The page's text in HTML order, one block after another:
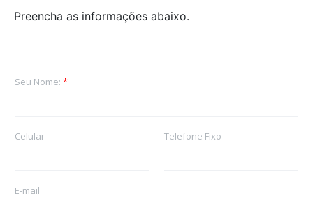
Preencha as informações abaixo.
Seu Nome: *
Celular Telefone Fixo
E-mail